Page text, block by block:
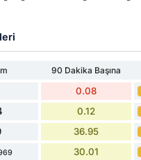
90 Dakika Başına
0.08
0.12
36.95
30.01